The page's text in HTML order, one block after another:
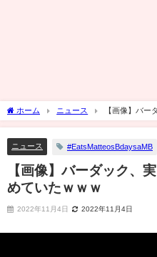
ホーム ニュース
【画像】バー
ｗｗｗ
ニュース #EatsMatteosBdaysaMB
【画像】バーダック、
めていたｗｗｗ
2022年11月4日 2022年11月4日